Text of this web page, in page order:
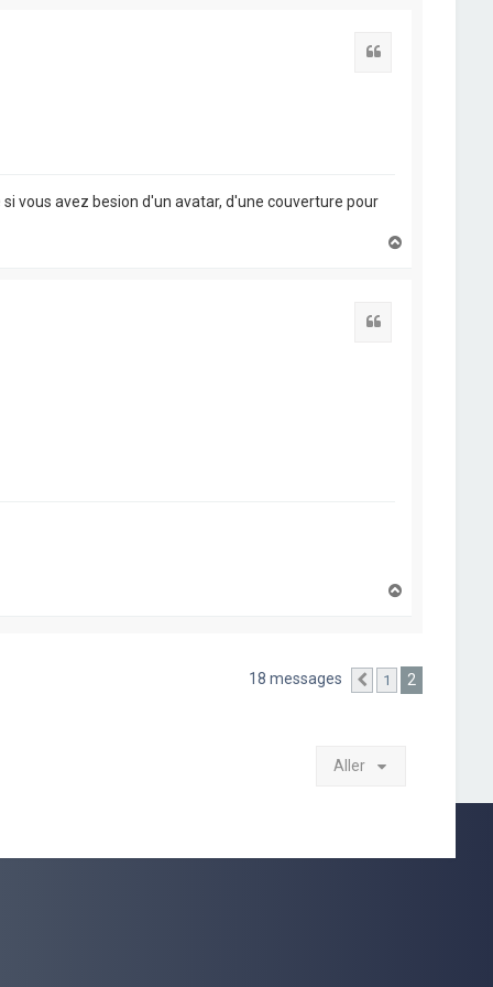
vous avez besion d'un avatar, d'une couverture pour
18 messages Précédent
1 2
Aller